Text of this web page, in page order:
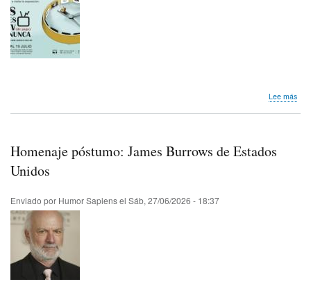
Lee más
Homenaje póstumo: James Burrows de Estados
Unidos
Enviado por Humor Sapiensel Sáb, 27/06/2026 - 18:37